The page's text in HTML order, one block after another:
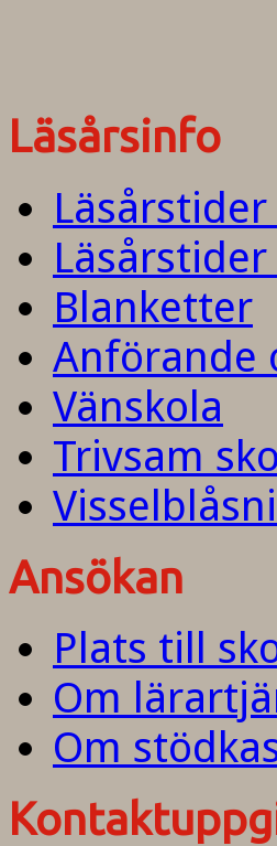
Läsårsinfo
Blanketter
Anförande
Vänskola
Trivsam
Ansökan
Plats till
Om
Om